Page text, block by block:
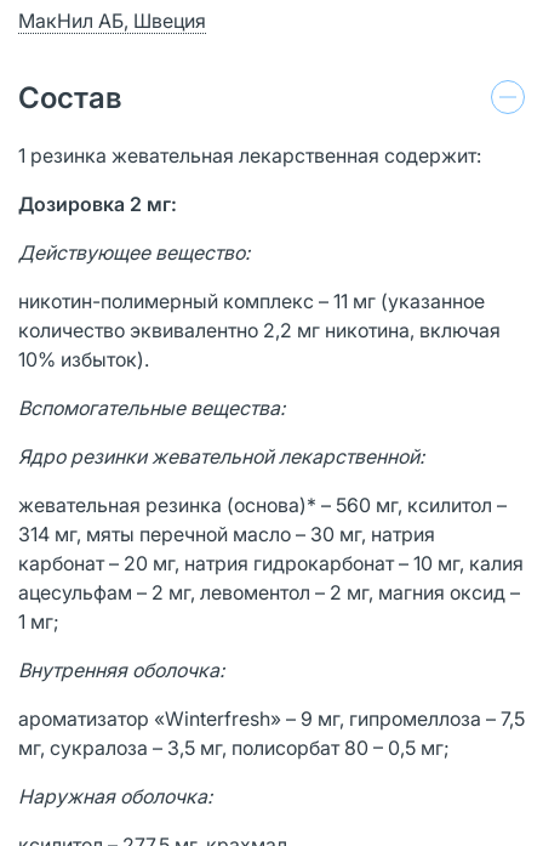
МакНил АБ, Швеция
Состав
1 резинка жевательная лекарственная содержит:
Дозировка 2 мг:
Действующее вещество:
никотин-полимерный комплекс – 11 мг (указанное
количество эквивалентно 2,2 мг никотина, включая
10% избыток).
Вспомогательные вещества:
Ядро резинки жевательной лекарственной:
жевательная резинка (основа)* – 560 мг, ксилитол –
314 мг, мяты перечной масло – 30 мг, натрия
карбонат – 20 мг, натрия гидрокарбонат – 10 мг, калия
ацесульфам – 2 мг, левоментол – 2 мг, магния оксид –
1 мг;
Внутренняя оболочка:
ароматизатор «Winterfresh» – 9 мг, гипромеллоза – 7,5
мг, сукралоза – 3,5 мг, полисорбат 80 – 0,5 мг;
Наружная оболочка: